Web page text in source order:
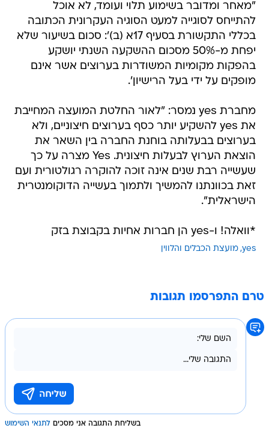
"מאחר ומדובר בשימוע תלוי ועומד, לא אוכל
להתייחס לסוגייה למעט הסוגיה העקרונית הכתובה
בכללי התקשורת בסעיף 17א (ב)': סכום בשיעור שלא
יפחת מ-50% מסכום ההשקעה השנתי יושקע
בהפקות מקומיות המשודרות בערוצים אשר אינם
מופקים על ידי בעל הרישיון'.
מחברת yes נמסר: "לאור החלטת המועצה המחייבת
את yes להשקיע יותר כסף בערוצים חיצוניים, ולא
בערוצים בבעלותה בוחנת החברה בין השאר את
הוצאת הערוץ לבעלות חיצונית. Yes מצרה על כך
שעשייה רבת שנים אינה זוכה להוקרה רגולטורית ועם
זאת בכוונתנו להמשיך ולתמוך בעשייה הדוקומנטרית
הישראלית".
*וואלה! ו-yes הן חברות אחיות בקבוצת בזק
yes מועצת הכבלים והלווין
טרם התפרסמו תגובות
בשליחת התגובה אני מסכים לתנאי השימוש